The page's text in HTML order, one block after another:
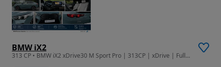
BMW iX2
313 CP • BMW iX2 xDrive30 M Sport Pro | 313CP | xDrive | Full Electric